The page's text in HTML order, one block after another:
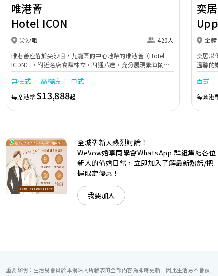
唯港薈
Hotel ICON
尖沙咀
420人
唯港薈座落於尖沙咀，九龍區的中心地帶的唯港薈（Hotel
ICON），附近名店食肆林立，四通八達，充分展現繁華鬧巿
中的活力個性，成為一眾準新人舉辦婚宴的熱門之選。專業團
隊由策劃統籌至所有婚宴每個細節，唯港薈都力臻完美，保證
讓您留下獨特的醉人回憶。 擁有時尚高樓頂的Silverbox宴會
廳，配置了全套先進的視聽影音及燈光設備配套，並採用極富
現代時尚感的水晶玻璃燈，演繹出與別不同的經典神韻。不論
準新人的個性及預算﹔保證為您打造夢寐以求的特別日子，令
賓客永誌難忘！
無柱式 高樓底 中式
每席港幣 $13,888起
奕居
金鐘
奕居以
溫馨的
團隊會
西式
每套港
全城準新人熱烈討論！
WeVow婚享同學會WhatsApp 群組集結各位
新人的備婚日常，立即加入了解最新熱話/把
握限定優惠！
我要加入
重要聲明：生活易會員於本網站內所發表的全部內容為即時更新，因此生活易不會預